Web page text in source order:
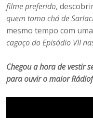
filme preferido,
quem toma chá de
mesmo tempo com
cagaço do Episódio VII
Chegou a hora de vestir
para ouvir o maior